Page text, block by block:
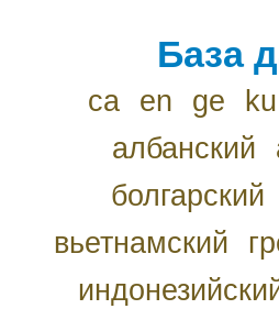
База
ca en ge ku
албанский
болгарский
вьетнамский